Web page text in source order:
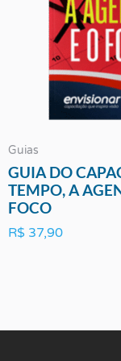
Guias
GUIA DO
TEMPO, A
FOCO
R$ 37,90